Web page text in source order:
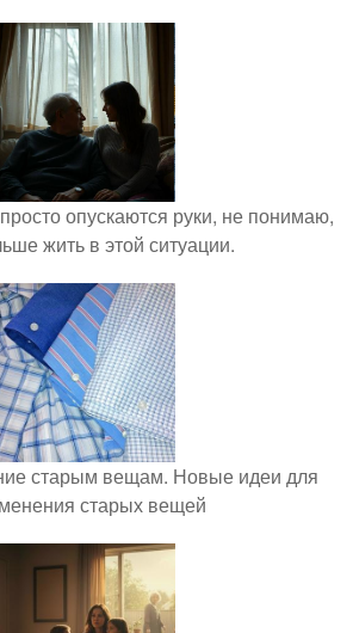
опускаются руки, не понимаю,
жить в этой ситуации.
старым вещам. Новые идеи для
старых вещей